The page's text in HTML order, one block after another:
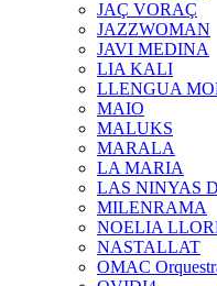
JAÇ VORAÇ
JAZZWOMAN
JAVI MEDINA
LIA KALI
LLENGUA
MAIO
MALUKS
MARALA
LA MARIA
LAS NINYAS
MILENRAMA
NOELIA
NASTALLAT
OMAC